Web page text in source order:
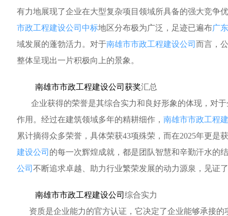
有力地展现了企业在大型复杂项目领域所具备的强大竞争
市政工程建设公司中标地区分布极为广泛，足迹已遍布广
域发展的蓬勃活力。对于南雄市市政工程建设公司 而言，
整体呈现出一片积极向上的景象。
南雄市市政工程建设公司获奖汇总
企业获得的荣誉是其综合实力和良好形象的体现，对于
作用。经过在建筑领域多年的精耕细作， 南雄市市政工程
累计摘得众多荣誉，具体荣获43项殊荣，而在2025年更是
建设公司 的每一次辉煌成就，都是团队智慧和辛勤汗水的
公司 不断追求卓越、助力行业繁荣发展的动力源泉，见证
南雄市市政工程建设公司 综合实力
资质是企业能力的官方认证，它决定了企业能够承接的